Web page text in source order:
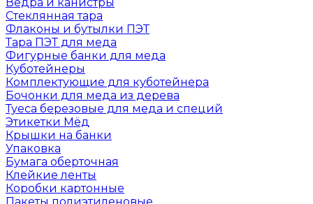
Стеклянная тара
Флаконы и бутылки ПЭТ
Тара ПЭТ для меда
Фигурные банки для меда
Куботейнеры
Комплектующие для куботейнера
Бочонки для меда из дерева
Туеса березовые для меда и специй
Этикетки Мёд
Крышки на банки
Упаковка
Бумага оберточная
Клейкие ленты
Коробки картонные